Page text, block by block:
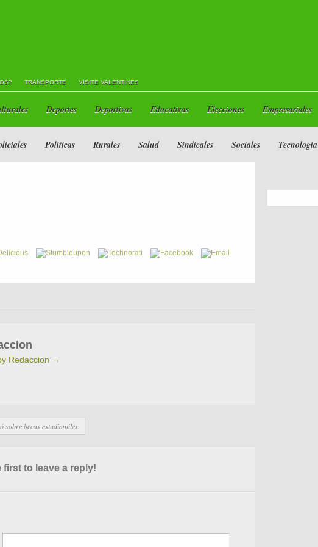
TRANSPORTE VISITE VALENTINES
Deportes Deportivas Educativas Elecciones Empresariales
Políticas Rurales Salud Sindicales Sociales Tecnología
Redaccion →
becas estudiantiles.
first to leave a reply!